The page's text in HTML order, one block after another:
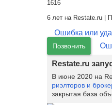
1616
6 лет на Restate.ru |
Ошибка или
Позвонить
Restate.ru
В июне 2020 на
риэлторов и
закрытая база